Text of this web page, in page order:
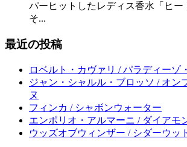
パーヒットしたレディス香水「ヒー
そ...
最近の投稿
ロベルト・カヴァリ / パラディーゾ
ジャン・シャルル・ブロッソ / オン
ヌ
フィンカ / シャボンウォーター
エンポリオ・アルマーニ / ダイアモ
ウッズオブウィンザー / シダーウッ